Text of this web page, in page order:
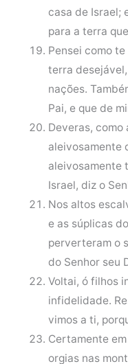
casa de Israel;
para a terra
Pensei como
terra
nações.
Pai, e que de
Deveras, como
aleivosamente
aleivosamente
Israel, diz o
Nos altos
e as súplicas
perverteram o
do Senhor seu
Voltai, ó filhos
infidelidade.
vimos a ti,
Certamente
orgias nas